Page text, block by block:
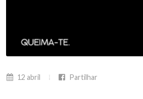
12 abril Partilhar